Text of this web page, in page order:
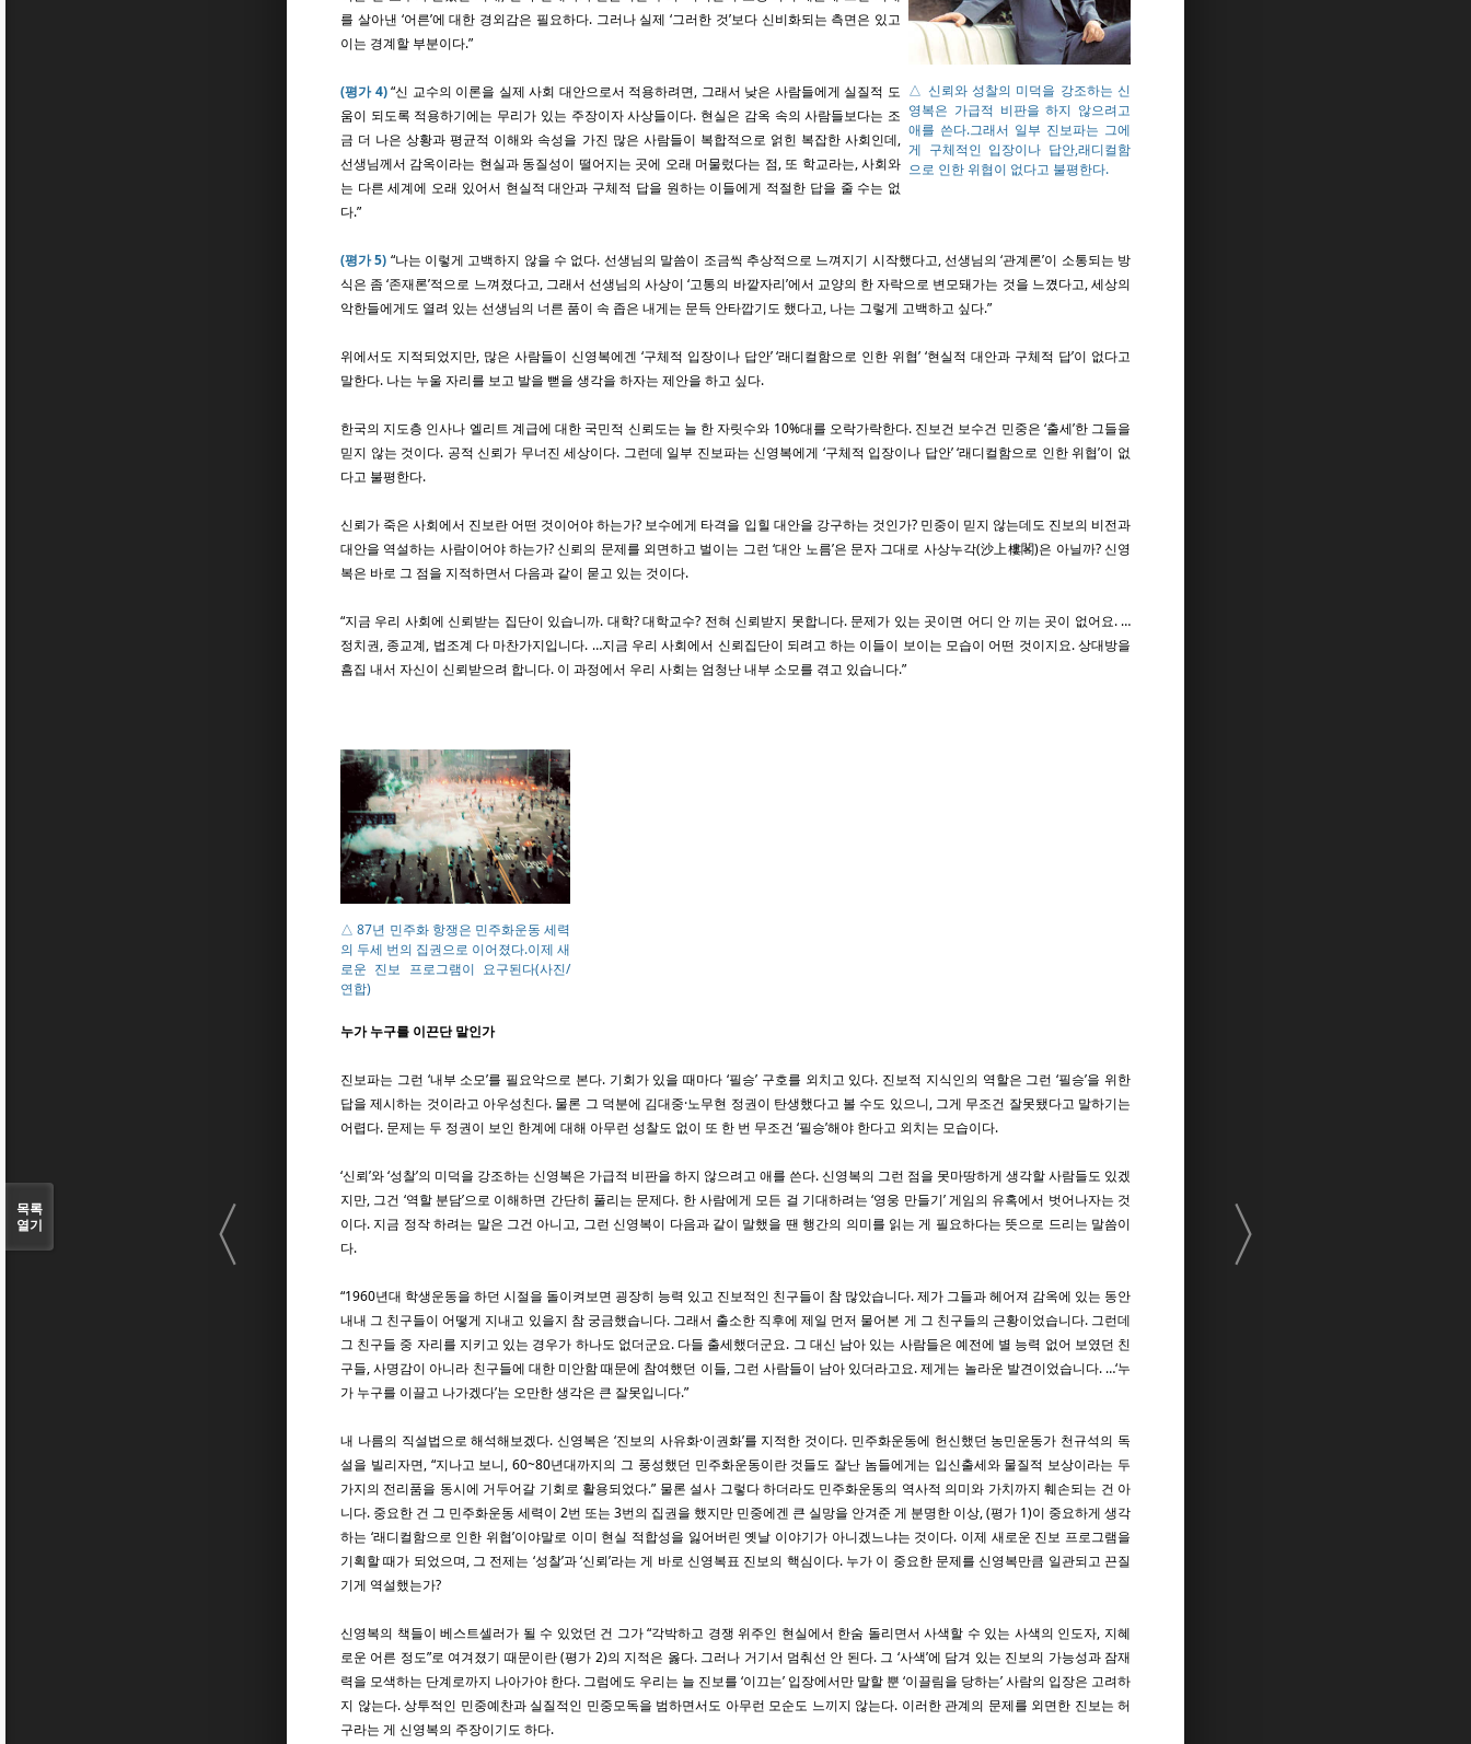
△ 신뢰와 성찰의 미덕을 강조하는 신
영복은 가급적 비판을 하지 않으려고
애를 쓴다.그래서 일부 진보파는 그에
게 구체적인 입장이나 답안,래디컬함
으로 인한 위협이 없다고 불평한다.
를 살아낸 ‘어른’에 대한 경외감은 필요하다. 그러나 실제 ‘그러한 것’보다 신비화되는 측면은 있고
이는 경계할 부분이다.”
(평가 4)“신 교수의 이론을 실제 사회 대안으로서 적용하려면, 그래서 낮은 사람들에게 실질적 도
움이 되도록 적용하기에는 무리가 있는 주장이자 사상들이다. 현실은 감옥 속의 사람들보다는 조
금 더 나은 상황과 평균적 이해와 속성을 가진 많은 사람들이 복합적으로 얽힌 복잡한 사회인데,
선생님께서 감옥이라는 현실과 동질성이 떨어지는 곳에 오래 머물렀다는 점, 또 학교라는, 사회와
는 다른 세계에 오래 있어서 현실적 대안과 구체적 답을 원하는 이들에게 적절한 답을 줄 수는 없
다.”
(평가 5) “나는 이렇게 고백하지 않을 수 없다. 선생님의 말씀이 조금씩 추상적으로 느껴지기 시작했다고, 선생님의 ‘관계론’이 소통되는 방
식은 좀 ‘존재론’적으로 느껴졌다고, 그래서 선생님의 사상이 ‘고통의 바깥자리’에서 교양의 한 자락으로 변모돼가는 것을 느꼈다고, 세상의
악한들에게도 열려 있는 선생님의 너른 품이 속 좁은 내게는 문득 안타깝기도 했다고, 나는 그렇게 고백하고 싶다.”
위에서도 지적되었지만, 많은 사람들이 신영복에겐 ‘구체적 입장이나 답안’ ‘래디컬함으로 인한 위협’ ‘현실적 대안과 구체적 답’이 없다고
말한다. 나는 누울 자리를 보고 발을 뻗을 생각을 하자는 제안을 하고 싶다.
한국의 지도층 인사나 엘리트 계급에 대한 국민적 신뢰도는 늘 한 자릿수와 10%대를 오락가락한다. 진보건 보수건 민중은 ‘출세’한 그들을
믿지 않는 것이다. 공적 신뢰가 무너진 세상이다. 그런데 일부 진보파는 신영복에게 ‘구체적 입장이나 답안’ ‘래디컬함으로 인한 위협’이 없
다고 불평한다.
신뢰가 죽은 사회에서 진보란 어떤 것이어야 하는가? 보수에게 타격을 입힐 대안을 강구하는 것인가? 민중이 믿지 않는데도 진보의 비전과
대안을 역설하는 사람이어야 하는가? 신뢰의 문제를 외면하고 벌이는 그런 ‘대안 노름’은 문자 그대로 사상누각(沙上樓閣)은 아닐까? 신영
복은 바로 그 점을 지적하면서 다음과 같이 묻고 있는 것이다.
“지금 우리 사회에 신뢰받는 집단이 있습니까. 대학? 대학교수? 전혀 신뢰받지 못합니다. 문제가 있는 곳이면 어디 안 끼는 곳이 없어요. …
정치권, 종교계, 법조계 다 마찬가지입니다. …지금 우리 사회에서 신뢰집단이 되려고 하는 이들이 보이는 모습이 어떤 것이지요. 상대방을
흠집 내서 자신이 신뢰받으려 합니다. 이 과정에서 우리 사회는 엄청난 내부 소모를 겪고 있습니다.”
△ 87년 민주화 항쟁은 민주화운동 세력
의 두세 번의 집권으로 이어졌다.이제 새
로운 진보 프로그램이 요구된다(사진/
연합)
누가 누구를 이끈단 말인가
진보파는 그런 ‘내부 소모’를 필요악으로 본다. 기회가 있을 때마다 ‘필승’ 구호를 외치고 있다. 진보적 지식인의 역할은 그런 ‘필승’을 위한
답을 제시하는 것이라고 아우성친다. 물론 그 덕분에 김대중·노무현 정권이 탄생했다고 볼 수도 있으니, 그게 무조건 잘못됐다고 말하기는
어렵다. 문제는 두 정권이 보인 한계에 대해 아무런 성찰도 없이 또 한 번 무조건 ‘필승’해야 한다고 외치는 모습이다.
‘신뢰’와 ‘성찰’의 미덕을 강조하는 신영복은 가급적 비판을 하지 않으려고 애를 쓴다. 신영복의 그런 점을 못마땅하게 생각할 사람들도 있겠
지만, 그건 ‘역할 분담’으로 이해하면 간단히 풀리는 문제다. 한 사람에게 모든 걸 기대하려는 ‘영웅 만들기’ 게임의 유혹에서 벗어나자는 것
이다. 지금 정작 하려는 말은 그건 아니고, 그런 신영복이 다음과 같이 말했을 땐 행간의 의미를 읽는 게 필요하다는 뜻으로 드리는 말씀이
다.
“1960년대 학생운동을 하던 시절을 돌이켜보면 굉장히 능력 있고 진보적인 친구들이 참 많았습니다. 제가 그들과 헤어져 감옥에 있는 동안
내내 그 친구들이 어떻게 지내고 있을지 참 궁금했습니다. 그래서 출소한 직후에 제일 먼저 물어본 게 그 친구들의 근황이었습니다. 그런데
그 친구들 중 자리를 지키고 있는 경우가 하나도 없더군요. 다들 출세했더군요. 그 대신 남아 있는 사람들은 예전에 별 능력 없어 보였던 친
구들, 사명감이 아니라 친구들에 대한 미안함 때문에 참여했던 이들, 그런 사람들이 남아 있더라고요. 제게는 놀라운 발견이었습니다. …‘누
가 누구를 이끌고 나가겠다’는 오만한 생각은 큰 잘못입니다.”
내 나름의 직설법으로 해석해보겠다. 신영복은 ‘진보의 사유화·이권화’를 지적한 것이다. 민주화운동에 헌신했던 농민운동가 천규석의 독
설을 빌리자면, “지나고 보니, 60~80년대까지의 그 풍성했던 민주화운동이란 것들도 잘난 놈들에게는 입신출세와 물질적 보상이라는 두
가지의 전리품을 동시에 거두어갈 기회로 활용되었다.” 물론 설사 그렇다 하더라도 민주화운동의 역사적 의미와 가치까지 훼손되는 건 아
니다. 중요한 건 그 민주화운동 세력이 2번 또는 3번의 집권을 했지만 민중에겐 큰 실망을 안겨준 게 분명한 이상, (평가 1)이 중요하게 생각
하는 ‘래디컬함으로 인한 위협’이야말로 이미 현실 적합성을 잃어버린 옛날 이야기가 아니겠느냐는 것이다. 이제 새로운 진보 프로그램을
기획할 때가 되었으며, 그 전제는 ‘성찰’과 ‘신뢰’라는 게 바로 신영복표 진보의 핵심이다. 누가 이 중요한 문제를 신영복만큼 일관되고 끈질
기게 역설했는가?
신영복의 책들이 베스트셀러가 될 수 있었던 건 그가 “각박하고 경쟁 위주인 현실에서 한숨 돌리면서 사색할 수 있는 사색의 인도자, 지혜
로운 어른 정도”로 여겨졌기 때문이란 (평가 2)의 지적은 옳다. 그러나 거기서 멈춰선 안 된다. 그 ‘사색’에 담겨 있는 진보의 가능성과 잠재
력을 모색하는 단계로까지 나아가야 한다. 그럼에도 우리는 늘 진보를 ‘이끄는’ 입장에서만 말할 뿐 ‘이끌림을 당하는’ 사람의 입장은 고려하
지 않는다. 상투적인 민중예찬과 실질적인 민중모독을 범하면서도 아무런 모순도 느끼지 않는다. 이러한 관계의 문제를 외면한 진보는 허
구라는 게 신영복의 주장이기도 하다.
〈 〉
목록
열기